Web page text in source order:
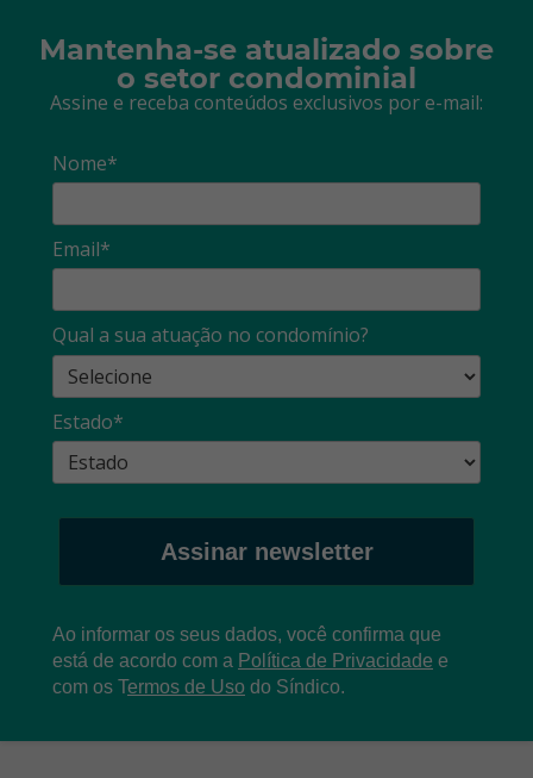
Mantenha-se atualizado sobre
o setor condominial
Assine e receba conteúdos exclusivos por e-mail:
Nome*
Email*
Qual a sua atuação no condomínio?
Estado*
Assinar newsletter
Ao informar os seus dados, você confirma que
está de acordo com a Política de Privacidade e
com os Termos de Uso do Síndico.